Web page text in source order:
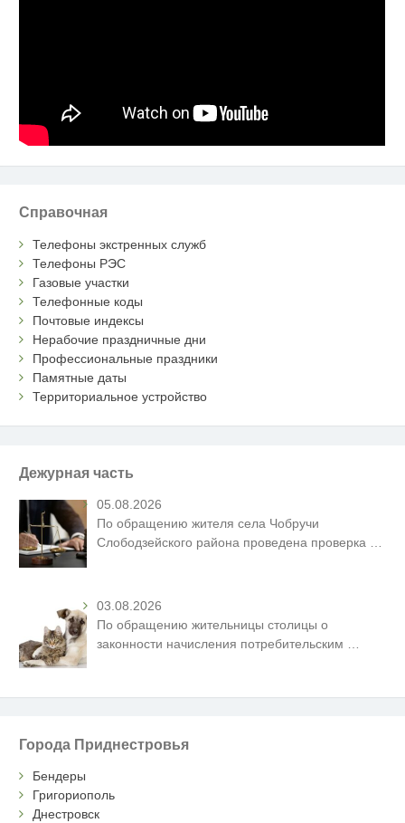
Справочная
Телефоны экстренных служб
Телефоны РЭС
Газовые участки
Телефонные коды
Почтовые индексы
Нерабочие праздничные дни
Профессиональные праздники
Памятные даты
Территориальное устройство
Дежурная часть
05.08.2026
По обращению жителя села Чобручи
Слободзейского района проведена проверка …
03.08.2026
По обращению жительницы столицы о
законности начисления потребительским
Города Приднестровья
Бендеры
Григориополь
Днестровск